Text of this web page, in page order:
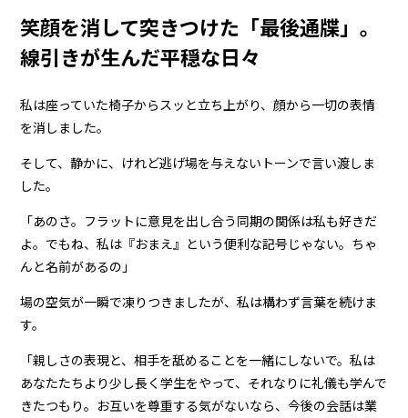
笑顔を消して突きつけた「最後通牒」。
線引きが生んだ平穏な日々
私は座っていた椅子からスッと立ち上がり、顔から一切の表情
を消しました。
そして、静かに、けれど逃げ場を与えないトーンで言い渡しま
した。
「あのさ。フラットに意見を出し合う同期の関係は私も好きだ
よ。でもね、私は『おまえ』という便利な記号じゃない。ちゃ
んと名前があるの」
場の空気が一瞬で凍りつきましたが、私は構わず言葉を続けま
す。
「親しさの表現と、相手を舐めることを一緒にしないで。私は
あなたたちより少し長く学生をやって、それなりに礼儀も学んで
きたつもり。お互いを尊重する気がないなら、今後の会話は業